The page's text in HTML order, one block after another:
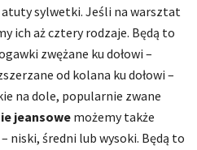
sylwetki. Jeśli na warsztat
ich aż cztery rodzaje. Będą to
zwężane ku dołowi –
od kolana ku dołowi –
na dole, popularnie zwane
jeansowe możemy także
niski, średni lub wysoki. Będą to